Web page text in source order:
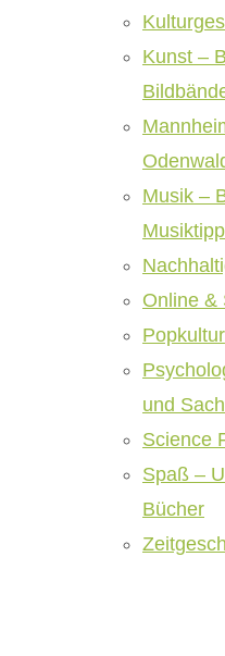
Kunst –
Musik –
Online &
Popkultur
und
Science
Spaß –
Bücher